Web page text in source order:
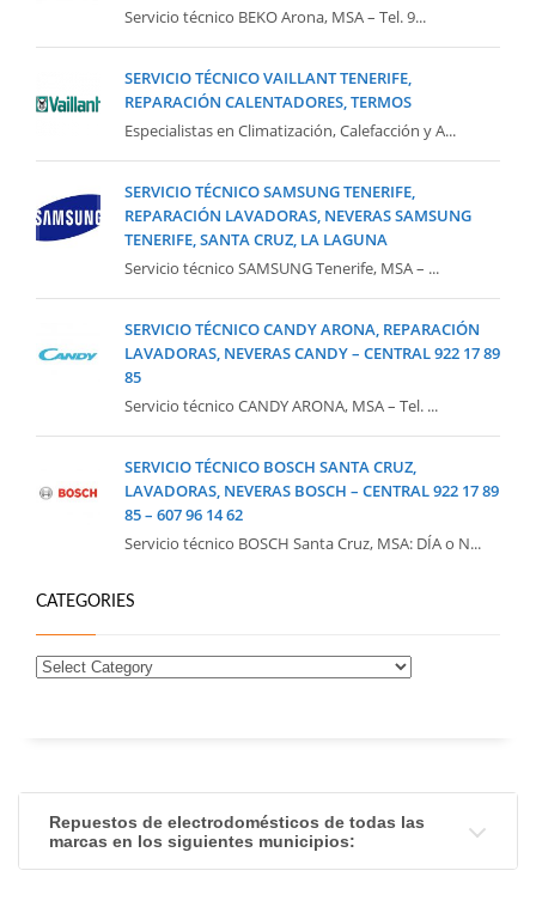
Servicio técnico BEKO Arona, MSA – Tel. 9...
SERVICIO TÉCNICO VAILLANT TENERIFE,
REPARACIÓN CALENTADORES, TERMOS
Especialistas en Climatización, Calefacción y A...
SERVICIO TÉCNICO SAMSUNG TENERIFE,
REPARACIÓN LAVADORAS, NEVERAS SAMSUNG
TENERIFE, SANTA CRUZ, LA LAGUNA
Servicio técnico SAMSUNG Tenerife, MSA – ...
SERVICIO TÉCNICO CANDY ARONA, REPARACIÓN
LAVADORAS, NEVERAS CANDY – CENTRAL 922 17 89
85
Servicio técnico CANDY ARONA, MSA – Tel. ...
SERVICIO TÉCNICO BOSCH SANTA CRUZ,
LAVADORAS, NEVERAS BOSCH – CENTRAL 922 17 89
85 – 607 96 14 62
Servicio técnico BOSCH Santa Cruz, MSA: DÍA o N...
CATEGORIES
Repuestos de electrodomésticos de todas las
marcas en los siguientes municipios: